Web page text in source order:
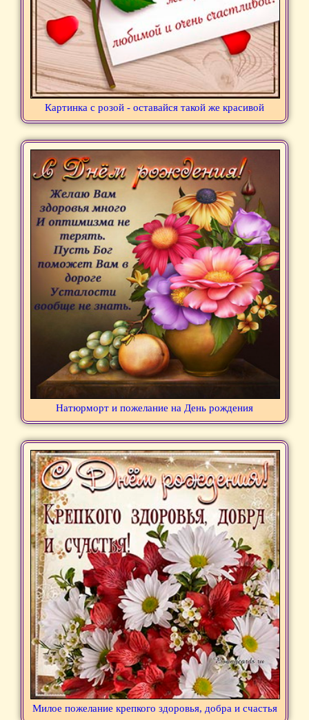
Картинка с розой - оставайся такой же красивой
Натюрморт и пожелание на День рождения
Милое пожелание крепкого здоровья, добра и счастья